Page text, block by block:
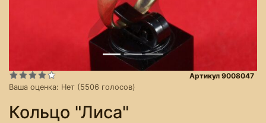
Ваша оценка: Нет (5506 голосов)
Артикул 9008047
Кольцо "Лиса"